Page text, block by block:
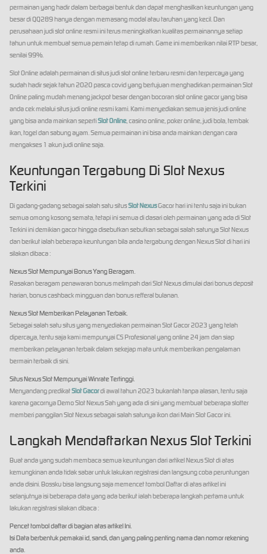
permainan yang hadir dalam berbagai bentuk dan dapat menghasilkan keuntungan yang
besar di QQ289 hanya dengan memasang modal atau taruhan yang kecil. Dan
perusahaan judi slot online resmi ini terus meningkatkan kualitas permainannya setiap
tahun untuk membuat semua pemain tetap di rumah. Game ini memberikan nilai RTP besar,
senilai 99%.
Slot Online adalah permainan di situs judi slot online terbaru resmi dan terpercaya yang
sudah hadir sejak tahun 2020 pasca covid yang bertujuan menghadirkan permainan Slot
Online paling mudah menang jackpot besar dengan bocoran slot online gacor yang bisa
anda cek melalui situs judi online resmi kami. Kami menyediakan semua jenis judi online
yang bisa anda mainkan sepertiSlot Online , casino online, poker online, judi bola, tembak
ikan, togel dan sabung ayam. Semua permainan ini bisa anda mainkan dengan cara
mengakses 1 akun judi online saja.
Keuntungan Tergabung Di Slot Nexus
Terkini
Di gadang-gadang sebagai salah satu situsSlot NexusGacor hari ini tentu saja ini bukan
semua omong kosong semata, tetapi ini semua di dasari oleh permainan yang ada di Slot
Terkini ini demikian gacor hingga disebutkan sebutkan sebagai salah satunya Slot Nexus
dan berikut ialah beberapa keuntungan bila anda tergabung dengan Nexus Slot di hari ini
silakan dibaca :
Nexus Slot Mempunyai Bonus Yang Beragam.
Rasakan beragam penawaran bonus melimpah dari Slot Nexus dimulai dari bonus deposit
harian, bonus cashback mingguan dan bonus refferal bulanan.
Nexus Slot Memberikan Pelayanan Terbaik.
Sebagai salah satu situs yang menyediakan permainan Slot Gacor 2023 yang telah
dipercaya, tentu saja kami mempunyai CS Profesional yang online 24 jam dan siap
memberikan pelayanan terbaik dalam sekejap mata untuk memberikan pengalaman
bermain terbaik di sini.
Situs Nexus Slot Mempunyai Winrate Tertinggi.
Menyandang predikatSlot Gacordi awal tahun 2023 bukanlah tanpa alasan, tentu saja
karena gacornya Demo Slot Nexus Sah yang ada di sini yang membuat beberapa slotter
memberi panggilan Slot Nexus sebagai salah satunya ikon dari Main Slot Gacor ini.
Langkah Mendaftarkan Nexus Slot Terkini
Buat anda yang sudah membaca semua keuntungan dari artikel Nexus Slot di atas
kemungkinan anda tidak sabar untuk lakukan registrasi dan langsung coba peruntungan
anda disini. Bossku bisa langsung saja memencet tombol Daftar di atas artikel ini
selanjutnya isi beberapa data yang ada berikut ialah beberapa langkah pertama untuk
lakukan registrasi silakan dibaca :
Pencet tombol daftar di bagian atas artikel Ini.
Isi Data berbentuk pemakai id, sandi, dan yang paling penting nama dan nomor rekening
anda.